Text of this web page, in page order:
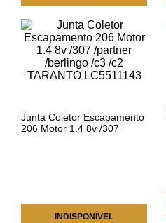
Junta Coletor Escapamento
206 Motor 1.4 8v /307
INDISPONÍVEL